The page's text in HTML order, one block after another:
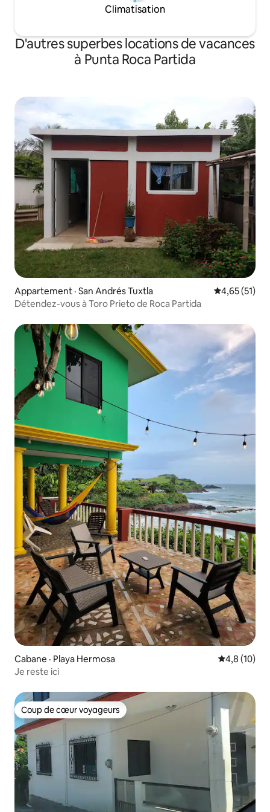
Climatisation
D'autres superbes locations de vacances
à Punta Roca Partida
Appartement · San Andrés Tuxtla Note
4,65 (51)
Détendez-vous à Toro Prieto de Roca Partida
Cabane · Playa Hermosa Note
4,8 (10)
Je reste ici
Coup de cœur voyageurs
Coup de cœur voyageurs